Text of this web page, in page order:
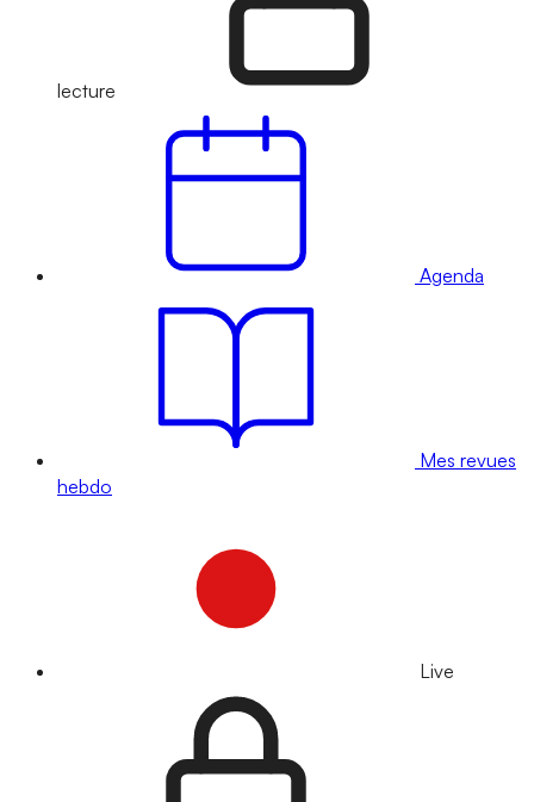
lecture
Agenda
Mes revues
hebdo
Live